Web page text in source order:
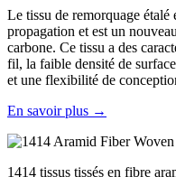
Le tissu de remorquage étalé
propagation et est un
carbone. Ce tissu a des
fil, la faible densité de
et une flexibilité de
En savoir plus →
1414 tissus tissés en fibre